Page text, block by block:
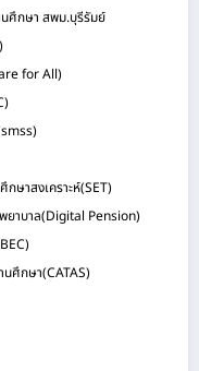
นศึกษา สพม.บุรีรัมย์
for All)
ษาสงเคราะห์(SET)
ยาบาล(Digital Pension)
นศึกษา(CATAS)